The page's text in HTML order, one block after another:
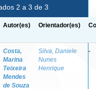
2 a 3 de 3
Autor(es) Orientador(es)
Costa,
Marina
Teixeira
Mendes
de Souza
Silva, Daniele
Nunes
Henrique
-